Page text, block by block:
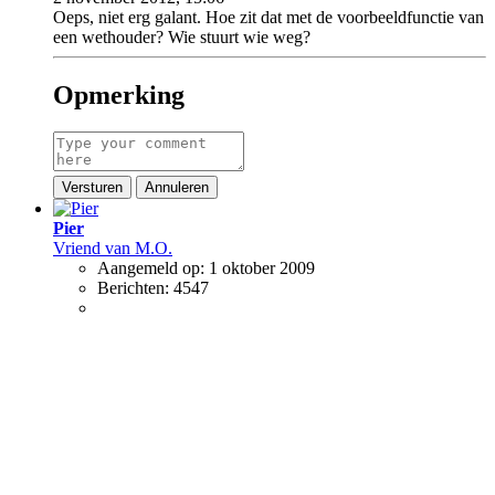
Oeps, niet erg galant. Hoe zit dat met de voorbeeldfunctie van
een wethouder? Wie stuurt wie weg?
Opmerking
Versturen Annuleren
Pier
Vriend van M.O.
Aangemeld op: 1 oktober 2009
Berichten: 4547